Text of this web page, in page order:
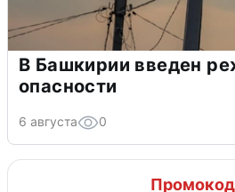
В Башкирии введен
опасности
6 августа 0